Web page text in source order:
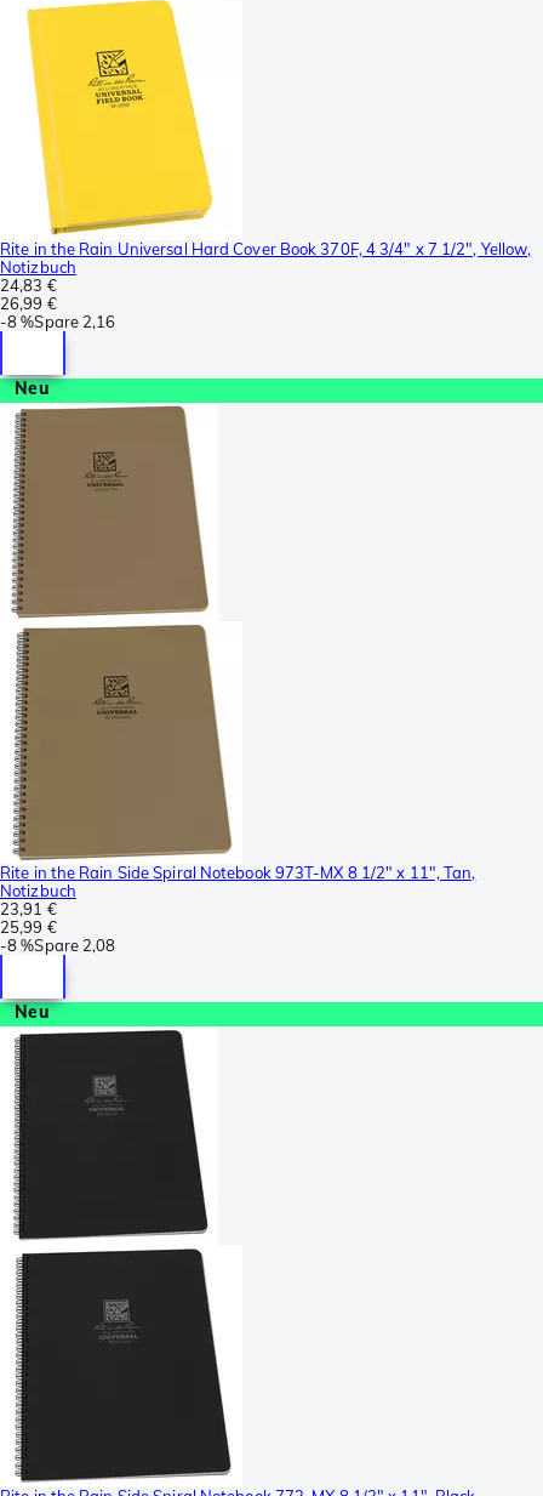
Rite in the Rain Universal Hard Cover Book 370F, 4 3/4" x 7 1/2", Yellow,
Notizbuch
24,83 €
26,99 €
-8 %Spare 2,16
Neu
Rite in the Rain Side Spiral Notebook 973T-MX 8 1/2" x 11", Tan,
Notizbuch
23,91 €
25,99 €
-8 %Spare 2,08
Neu